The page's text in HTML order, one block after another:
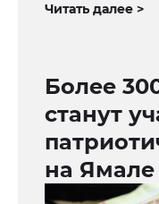
Читать далее >
Более
станут
на Ямале